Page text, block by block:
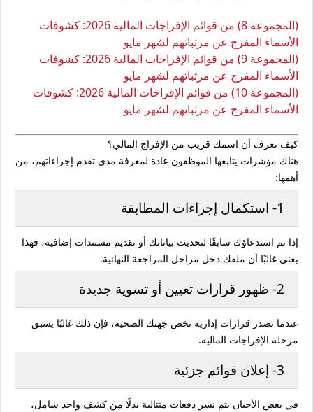
(المجموعة 8) من قوائم الإفراجات المالية 2026: كشوفات
الأسماء المفرج عن مرتباتهم لشهر مايو
(المجموعة 9) من قوائم الإفراجات المالية 2026: كشوفات
الأسماء المفرج عن مرتباتهم لشهر مايو
(المجموعة 10) من قوائم الإفراجات المالية 2026: كشوفات
الأسماء المفرج عن مرتباتهم لشهر مايو
كيف تعرف أن اسمك قريب من الإفراج المالي؟
هناك مؤشرات يتابعها الموظفون عادة لمعرفة مدى تقدم إجراءاتهم، من
أهمها:
1- استكمال إجراءات المطابقة
إذا تم استدعاؤك سابقًا لتحديث بياناتك أو تقديم مستندات إضافية، فهذا
يعني غالبًا أن ملفك دخل مراحل المراجعة النهائية.
2- ظهور قرارات تعيين أو تسوية جديدة
عندما تصدر قرارات إدارية تخص جهتك الصحية، فإن ذلك غالبًا يسبق
مرحلة الإفراجات المالية.
3- إعلان قوائم جزئية
في بعض الأحيان يتم نشر دفعات متتالية بدلًا من كشف واحد شامل،